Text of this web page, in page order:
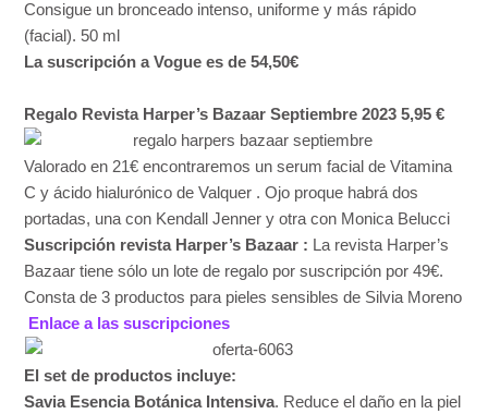
Consigue un bronceado intenso, uniforme y más rápido
(facial). 50 ml
La suscripción a Vogue es de 54,50€
Regalo Revista Harper’s Bazaar Septiembre 2023 5,95 €
Valorado en 21€ encontraremos un serum facial de Vitamina
C y ácido hialurónico de Valquer . Ojo proque habrá dos
portadas, una con Kendall Jenner y otra con Monica Belucci
Suscripción revista Harper’s Bazaar : La revista Harper’s
Bazaar tiene sólo un lote de regalo por suscripción por 49€.
Consta de 3 productos para pieles sensibles de Silvia Moreno
Enlace a las suscripciones
El set de productos incluye:
Savia Esencia Botánica Intensiva. Reduce el daño en la piel